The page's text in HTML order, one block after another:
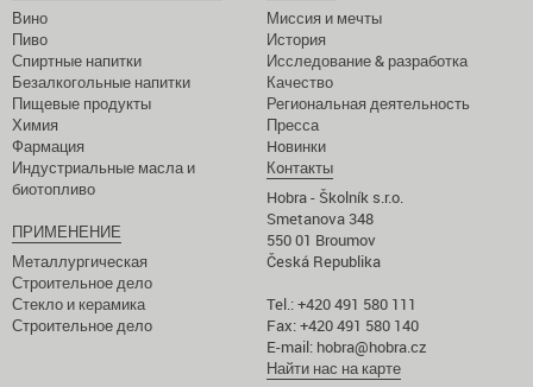
Вино
Пиво
Спиртные напитки
Безалкогольные напитки
Пищевые продукты
Химия
Фармация
Индустриальные масла и
биотопливо
ПРИМЕНЕНИЕ
Металлургическая
Строительное дело
Стекло и керамика
Строительное дело
Миссия и мечты
История
Исследование & разработка
Качество
Региональная деятельность
Пресса
Hoвинки
Кoнтакты
Hobra - Školník s.r.o.
Smetanova 348
550 01 Broumov
Česká Republika
Tel.: +420 491 580 111
Fax: +420 491 580 140
E-mail: hobra@hobra.cz
Найти нас на карте